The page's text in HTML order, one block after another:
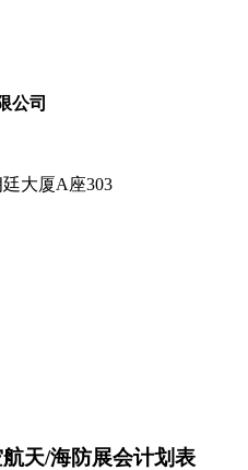
公司
大厦A座303
天/海防展会计划表